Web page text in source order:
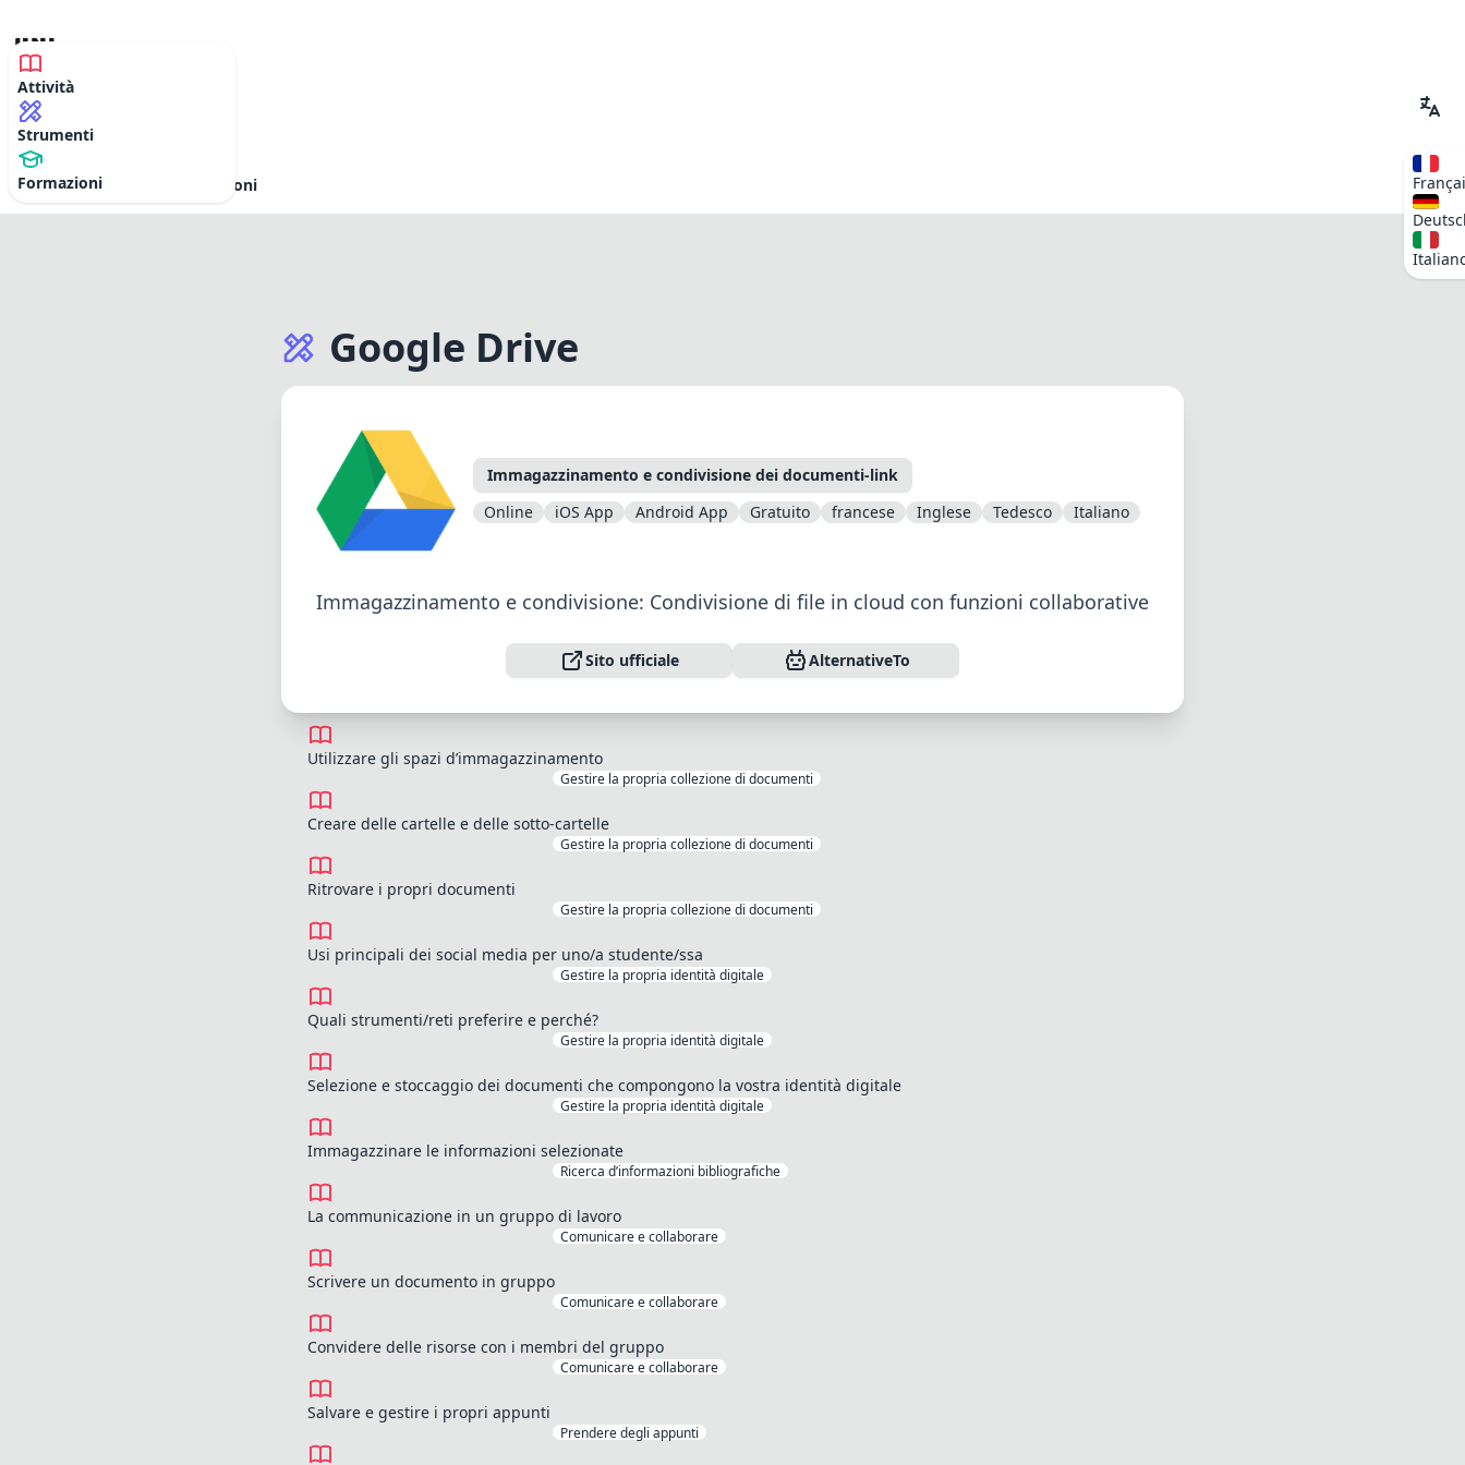
Attività
Strumenti
Formazioni
MyPLE
AttivitàStrumenti Formazioni
Google Drive
Immagazzinamento e condivisione dei documenti-link
Online
iOS App Android App Gratuito francese Inglese Tedesco Italiano
Immagazzinamento e condivisione: Condivisione di file in cloud con funzioni collaborative
Sito ufficiale AlternativeTo
Utilizzare gli spazi d’immagazzinamento
Gestire la propria collezione di documenti
Creare delle cartelle e delle sotto-cartelle
Gestire la propria collezione di documenti
Ritrovare i propri documenti
Gestire la propria collezione di documenti
Usi principali dei social media per uno/a studente/ssa
Gestire la propria identità digitale
Quali strumenti/reti preferire e perché?
Gestire la propria identità digitale
Selezione e stoccaggio dei documenti che compongono la vostra identità digitale
Gestire la propria identità digitale
Immagazzinare le informazioni selezionate
Ricerca d’informazioni bibliografiche
La communicazione in un gruppo di lavoro
Comunicare e collaborare
Scrivere un documento in gruppo
Comunicare e collaborare
Convidere delle risorse con i membri del gruppo
Comunicare e collaborare
Salvare e gestire i propri appunti
Prendere degli appunti